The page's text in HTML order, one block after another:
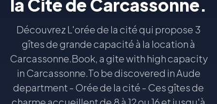
la Cité de Carcassonne.
Découvrez L'orée de la cité qui propose 3
gîtes de grande capacité à la location à
Carcassonne.Book, a gite with high capacity
in Carcassonne.To be discovered in Aude
department - Orée de la cité - Ces gîtes de